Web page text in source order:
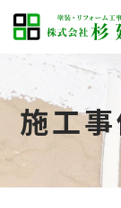
施工事